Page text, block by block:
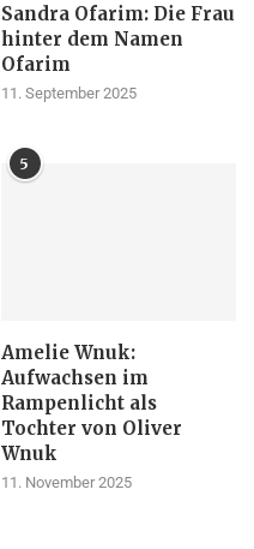
Sandra Ofarim: Die Frau
hinter dem Namen
Ofarim
11. September 2025
5
Amelie Wnuk:
Aufwachsen im
Rampenlicht als
Tochter von Oliver
Wnuk
11. November 2025